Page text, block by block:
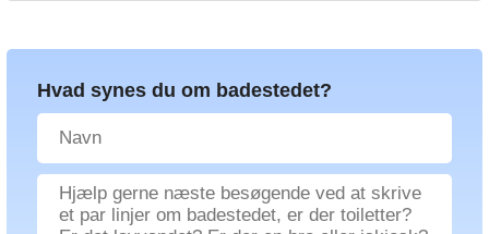
Hvad synes du om badestedet?